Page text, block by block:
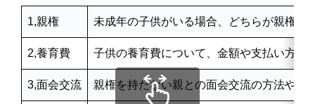
1,親権 未成年の子供がいる場合、どちらが親権を
2,養育費 子供の養育費について、金額や支払い方法
3,面会交流 親権を持たない親との面会交流の方法や頻